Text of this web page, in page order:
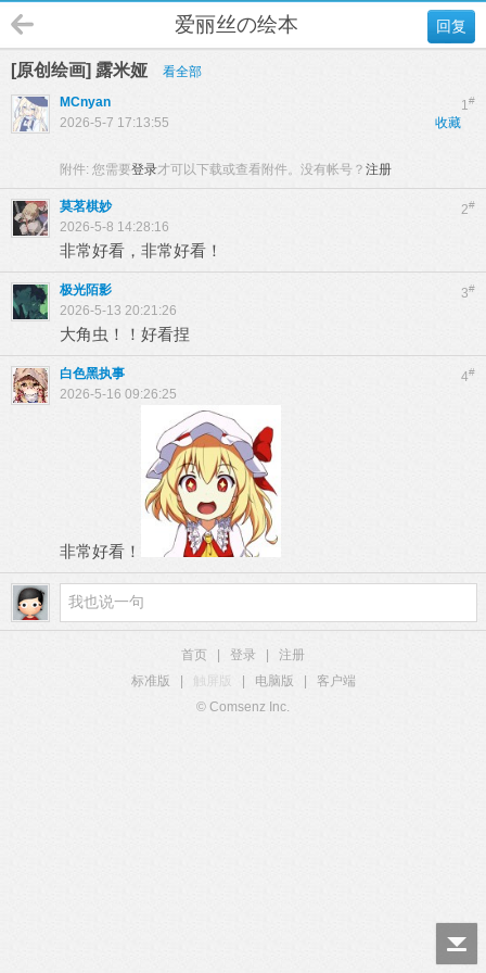
回复
爱丽丝の绘本
[原创绘画] 露米娅 看全部
1#
MCnyan
收藏
2026-5-7 17:13:55
附件: 您需要登录才可以下载或查看附件。没有帐号？ 注册
2#
莫茗棋妙
2026-5-8 14:28:16
非常好看，非常好看！
3#
极光陌影
2026-5-13 20:21:26
大角虫！！好看捏
4#
白色黑执事
2026-5-16 09:26:25
非常好看！
首页 登录
注册
标准版
触屏版 电脑版
客户端
© Comsenz Inc.